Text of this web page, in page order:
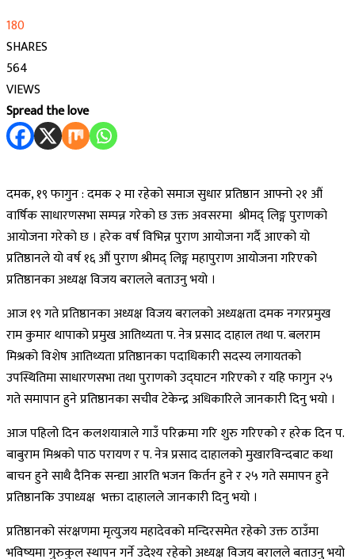
180
SHARES
564
VIEWS
Spread the love
दमक, १९ फागुन : दमक २ मा रहेको समाज सुधार प्रतिष्ठान आफ्नो २१ औं
वार्षिक साधारणसभा सम्पन्न गरेको छ उक्त अवसरमा श्रीमद् लिङ्ग पुराणको
आयोजना गरेको छ । हरेक वर्ष विभिन्न पुराण आयोजना गर्दै आएको यो
प्रतिष्ठानले यो वर्ष १६ औं पुराण श्रीमद् लिङ्ग महापुराण आयोजना गरिएको
प्रतिष्ठानका अध्यक्ष विजय बरालले बताउनु भयो ।
आज १९ गते प्रतिष्ठानका अध्यक्ष विजय बरालको अध्यक्षता दमक नगरप्रमुख
राम कुमार थापाको प्रमुख आतिथ्यता प. नेत्र प्रसाद दाहाल तथा प. बलराम
मिश्रको विशेष आतिथ्यता प्रतिष्ठानका पदाधिकारी सदस्य लगायतको
उपस्थितिमा साधारणसभा तथा पुराणको उद्घाटन गरिएको र यहि फागुन २५
गते समापान हुने प्रतिष्ठानका सचीव टेकेन्द्र अधिकारिले जानकारी दिनु भयो ।
आज पहिलो दिन कलशयात्राले गाउँ परिक्रमा गरि शुरु गरिएको र हरेक दिन प.
बाबुराम मिश्रको पाठ परायण र प. नेत्र प्रसाद दाहालको मुखारविन्दबाट कथा
बाचन हुने साथै दैनिक सन्द्या आरति भजन किर्तन हुने र २५ गते समापन हुने
प्रतिष्ठानकि उपाध्यक्ष भक्ता दाहालले जानकारी दिनु भयो ।
प्रतिष्ठानको संरक्षणमा मृत्युजय महादेवको मन्दिरसमेत रहेको उक्त ठाउँमा
भविष्यमा गुरुकुल स्थापन गर्ने उदेश्य रहेको अध्यक्ष विजय बरालले बताउनु भयो